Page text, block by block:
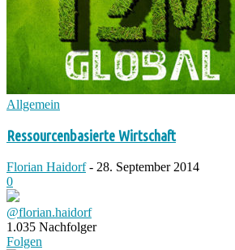
Allgemein
Ressourcenbasierte Wirtschaft
Florian Haidorf - 28. September 2014
0
@florian.haidorf
1.035 Nachfolger
Folgen